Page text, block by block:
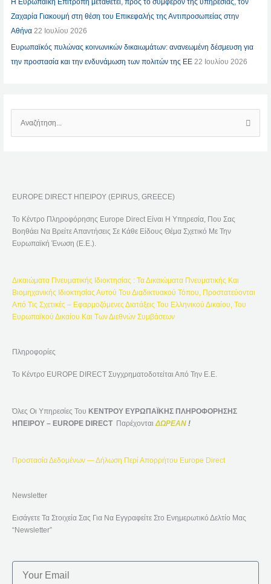
Η Ευρωπαϊκή Επιτροπή μεταθέτει, προς το συμφέρον της υπηρεσίας, τον
Ζαχαρία Γιακουμή στη θέση του Επικεφαλής της Αντιπροσωπείας στην
Αθήνα 22 Ιουλίου 2026
Ευρωπαϊκός πυλώνας κοινωνικών δικαιωμάτων: ανανεωμένη δέσμευση για
την προστασία και την ενδυνάμωση των πολιτών της ΕΕ 22 Ιουλίου 2026
Τ
Σ
Η
Α
EUROPE DIRECT ΗΠΕΙΡΟΥ (EPIRUS, GREECE)
Το Κέντρο Πληροφόρησης Europe Direct Είναι Η Υπηρεσία, Που Σας
Βοηθάει Να Βρείτε Απαντήσεις Σε Κάθε Είδους Θέμα Σχετικό Με Την
Ευρωπαϊκή Ένωση (Ε.Ε.).
Δικαιώματα Πνευματικής Ιδιοκτησίας : Τα Δικαιώματα Πνευματικής Και
Βιομηχανικής Ιδιοκτησίας Αυτού Του Διαδικτυακού Τόπου, Προστατεύονται
Από Τις Σχετικές – Εφαρμοζόμενες Διατάξεις Του Ελληνικού Δικαίου, Του
Ευρωπαϊκού Δικαίου Και Των Διεθνών Συμβάσεων
Πληροφορίες
Το Κέντρο EUROPE DIRECT Συγχρηματοδοτείται Από Την Ε.Ε.
Όλες Οι Υπηρεσίες Του ΚΕΝΤΡΟΥ ΕΥΡΩΠΑΪΚΗΣ ΠΛΗΡΟΦΟΡΗΣΗΣ
ΗΠΕΙΡΟΥ – EUROPE DIRECT Παρέχονται ΔΩΡΕΑΝ !
Προστασία Δεδομένων — Δήλωση Περί Απορρήτου Europe Direct
Newsletter
Εισάγετε Τα Στοιχεία Σας Για Να Εγγραφείτε Στο Ενημερωτικό Δελτίο Μας
“Newsletter”